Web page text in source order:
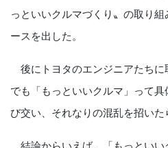
っといいクルマづくり〟の取り
ースを出した。
後にトヨタのエンジニアたちに
でも「もっといいクルマ」って
び交い、それなりの混乱を招いた